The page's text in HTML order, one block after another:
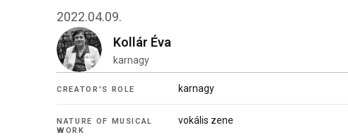
2022.04.09.
Kollár Éva
karnagy
CREATOR'S ROLE karnagy
NATURE OF MUSICAL
WORK
vokális zene